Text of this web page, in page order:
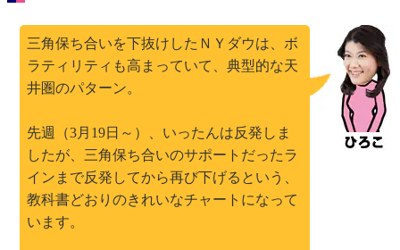
三角保ち合いを下抜けしたＮＹダウは、ボ
ラティリティも高まっていて、典型的な天
井圏のパターン。
先週（3月19日～）、いったんは反発しま
したが、三角保ち合いのサポートだったラ
インまで反発してから再び下げるという、
教科書どおりのきれいなチャートになって
います。